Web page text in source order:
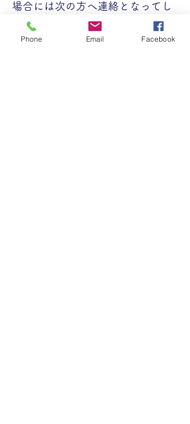
場合には次の方へ連絡となってし
まいますので、予めご理解ご了承
ください。
Phone Email Facebook